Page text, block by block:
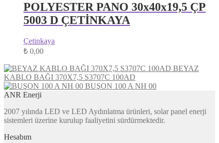
POLYESTER PANO 30x40x19,5 ÇP
5003 D ÇETİNKAYA
Çetinkaya
₺ 0,00
BEYAZ
KABLO BAĞI 370X7,5 S3707C 100AD
BUŞON 100 A NH 00
ANR Enerji
2007 yılında LED ve LED Aydınlatma ürünleri, solar panel enerji
sistemleri üzerine kurulup faaliyetini sürdürmektedir.
Hesabım